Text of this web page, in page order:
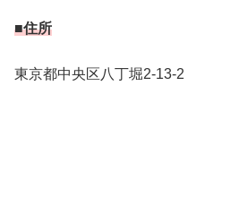
■住所
東京都中央区八丁堀2-13-2